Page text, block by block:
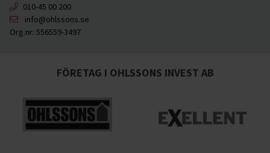
010-45 00 200
info@ohlssons.se
Org.nr: 556559-3497
FÖRETAG I OHLSSONS INVEST AB